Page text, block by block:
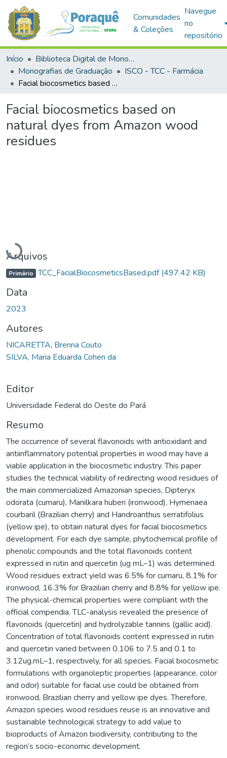
Comunidades
& Coleções
Navegue
no
repositório
Início
Biblioteca Digital de Monografias (BDM)
Monografias de Graduação
ISCO - TCC - Farmácia
Facial biocosmetics based on natural dyes from Amazon wood residues
Facial biocosmetics based on
natural dyes from Amazon wood
residues
Carregando...
Arquivos
Primário TCC_FacialBiocosmeticsBased.pdf(497.42 KB)
Data
2023
Autores
NICARETTA, Brenna Couto
SILVA, Maria Eduarda Cohen da
Editor
Universidade Federal do Oeste do Pará
Resumo
The occurrence of several flavonoids with antioxidant and
antiinflammatory potential properties in wood may have a
viable application in the biocosmetic industry. This paper
studies the technical viability of redirecting wood residues of
the main commercialized Amazonian species, Dipteryx
odorata (cumaru), Manilkara huberi (ironwood), Hymenaea
courbaril (Brazilian cherry) and Handroanthus serratifolius
(yellow ipe), to obtain natural dyes for facial biocosmetics
development. For each dye sample, phytochemical profile of
phenolic compounds and the total flavonoids content
expressed in rutin and quercetin (ug mL–1) was determined.
Wood residues extract yield was 6.5% for cumaru, 8.1% for
ironwood, 16.3% for Brazilian cherry and 8.8% for yellow ipe.
The physical-chemical properties were compliant with the
official compendia. TLC-analysis revealed the presence of
flavonoids (quercetin) and hydrolyzable tannins (gallic acid).
Concentration of total flavonoids content expressed in rutin
and quercetin varied between 0.106 to 7.5 and 0.1 to
3.12ug.mL–1, respectively, for all species. Facial biocosmetic
formulations with organoleptic properties (appearance, color
and odor) suitable for facial use could be obtained from
ironwood, Brazilian cherry and yellow ipe dyes. Therefore,
Amazon species wood residues reuse is an innovative and
sustainable technological strategy to add value to
bioproducts of Amazon biodiversity, contributing to the
region’s socio-economic development.